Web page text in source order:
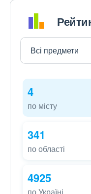
4
по місту
341
по області
4925